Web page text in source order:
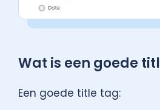
Wat is een goede
Een goede title tag: